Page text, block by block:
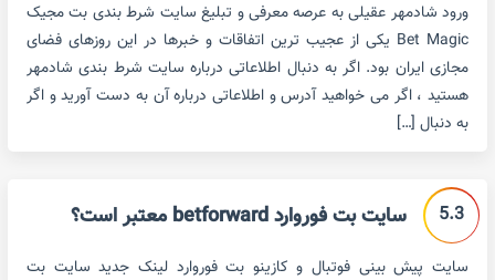
ورود شادمهر عقیلی به عرصه معرفی و تبلیغ سایت شرط بندی بت مجیک
Bet Magic یکی از عجیب ترین اتفاقات و خبرها در این روزهای فضای
مجازی ایران بود. اگر به دنبال اطلاعاتی درباره سایت شرط بندی شادمهر
هستید ، اگر می خواهید آدرس و اطلاعاتی درباره آن به دست آورید و اگر
به دنبال […]
5.3 سایت بت فوروارد betforward معتبر است؟
سایت پیش بینی فوتبال و کازینو بت فوروارد لینک جدید سایت بت